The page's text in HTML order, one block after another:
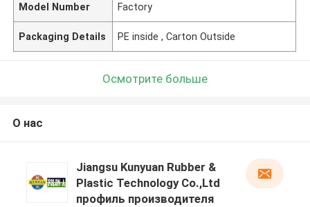
Model Number Factory
Packaging Details PE inside , Carton Outside
Осмотрите больше
О нас
Jiangsu Kunyuan Rubber &
Plastic Technology Co.,Ltd
профиль производителя